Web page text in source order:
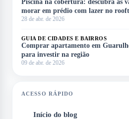
Piscina na cobertura: descubra as
morar em prédio com lazer no
28 de abr. de 2026
GUIA DE CIDADES E BAIRROS
Comprar apartamento em
para investir na região
09 de abr. de 2026
ACESSO RÁPIDO
Início do blog